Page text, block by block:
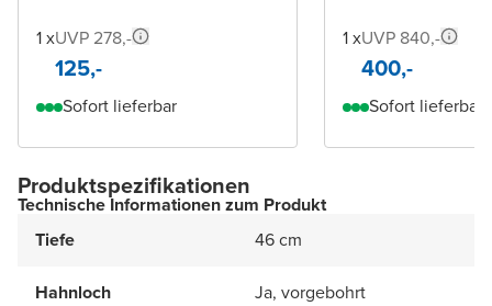
1 xUVP 278,-
125,-
Sofort lieferbar
1 xUVP 840,-
400,-
Sofort lieferbar
Produktspezifikationen
Technische Informationen zum Produkt
Tiefe
46 cm
Hahnloch Ja, vorgebohrt